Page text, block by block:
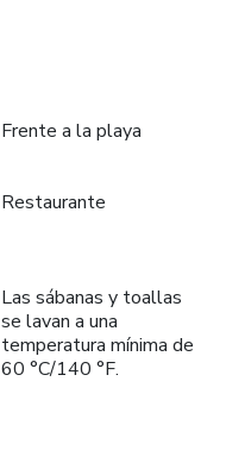
Frente a la playa
Restaurante
Las sábanas y toallas
se lavan a una
temperatura mínima de
60 °C/140 °F.